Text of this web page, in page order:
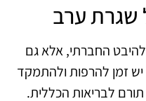
שגרת ערב
החברתי, אלא גם
זמן להרפות ולהתמקד
לבריאות הכללית.